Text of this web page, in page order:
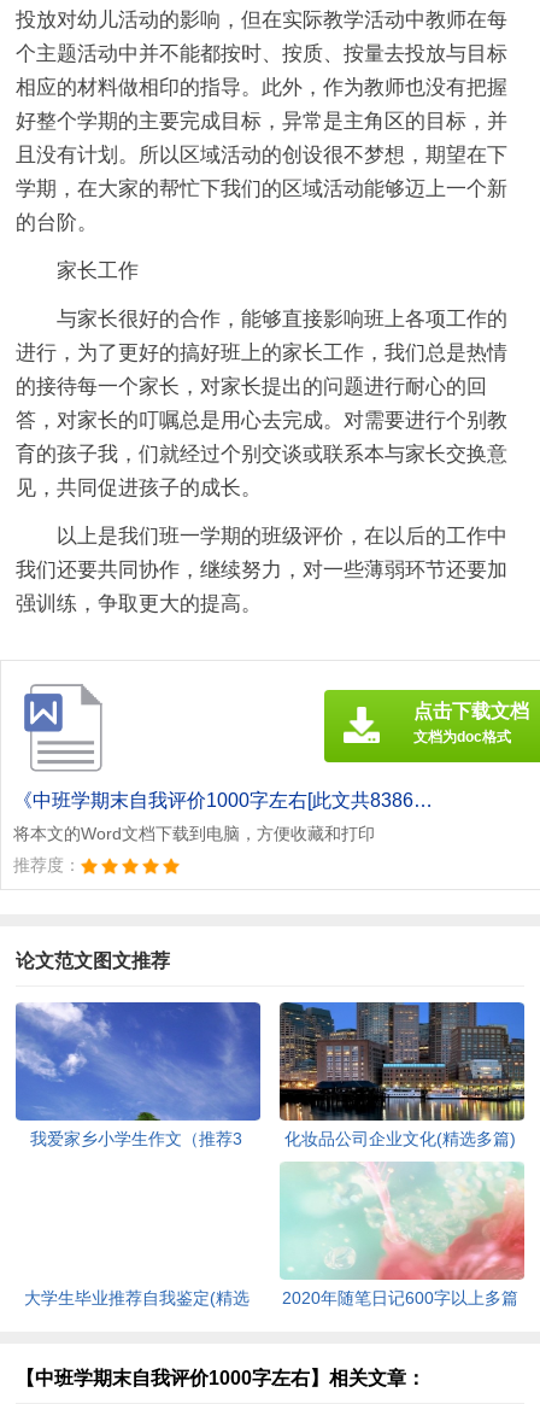
投放对幼儿活动的影响，但在实际教学活动中教师在每
个主题活动中并不能都按时、按质、按量去投放与目标
相应的材料做相印的指导。此外，作为教师也没有把握
好整个学期的主要完成目标，异常是主角区的目标，并
且没有计划。所以区域活动的创设很不梦想，期望在下
学期，在大家的帮忙下我们的区域活动能够迈上一个新
的台阶。
家长工作
与家长很好的合作，能够直接影响班上各项工作的
进行，为了更好的搞好班上的家长工作，我们总是热情
的接待每一个家长，对家长提出的问题进行耐心的回
答，对家长的叮嘱总是用心去完成。对需要进行个别教
育的孩子我，们就经过个别交谈或联系本与家长交换意
见，共同促进孩子的成长。
以上是我们班一学期的班级评价，在以后的工作中
我们还要共同协作，继续努力，对一些薄弱环节还要加
强训练，争取更大的提高。
《中班学期末自我评价1000字左右[此文共8386字].doc》
将本文的Word文档下载到电脑，方便收藏和打印
推荐度：
点击下载文档
文档为doc格式
论文范文图文推荐
我爱家乡小学生作文（推荐3
化妆品公司企业文化(精选多篇)
[此文共6398字]
大学生毕业推荐自我鉴定(精选
2020年随笔日记600字以上多篇
【中班学期末自我评价1000字左右】相关文章：